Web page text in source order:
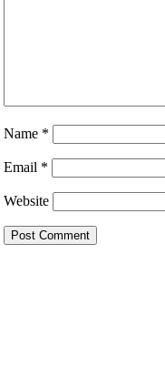
Name *
Email *
Website